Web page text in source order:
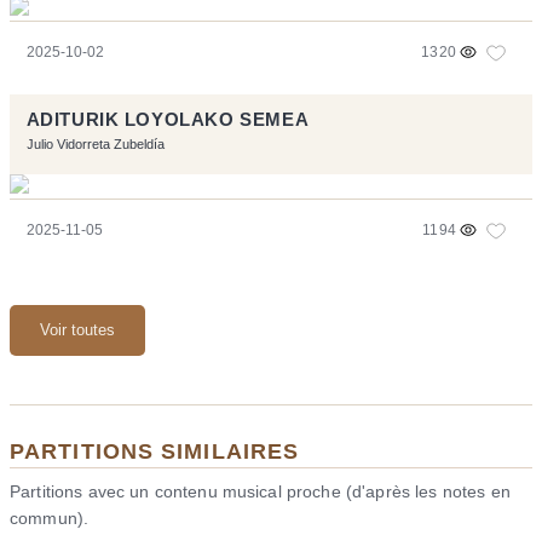
2025-10-02 1320
ADITURIK LOYOLAKO SEMEA
Julio Vidorreta Zubeldía
2025-11-05 1194
Voir toutes
PARTITIONS SIMILAIRES
Partitions avec un contenu musical proche (d'après les notes en
commun).